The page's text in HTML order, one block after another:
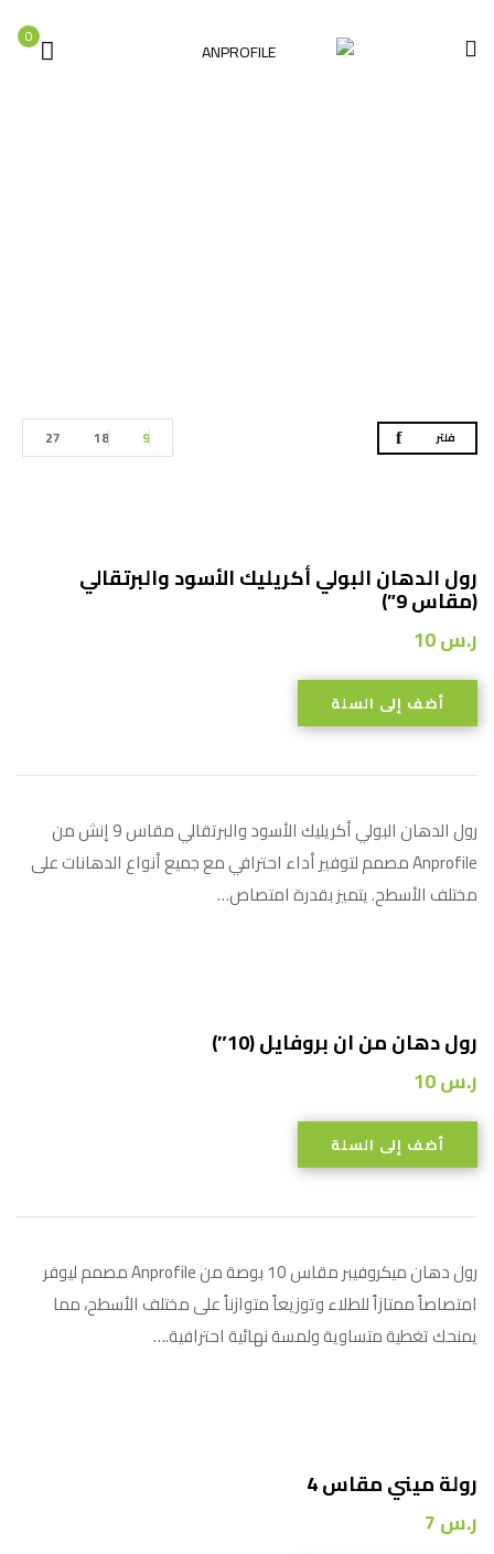
0
فلتر 9
18
27
رول الدهان البولي أكريليك الأسود والبرتقالي
(مقاس 9”)
ر.س10
أضف إلى السلة
رول الدهان البولي أكريليك الأسود والبرتقالي مقاس 9 إنش من
Anprofile مصمم لتوفير أداء احترافي مع جميع أنواع الدهانات على
مختلف الأسطح. يتميز بقدرة امتصاص…
رول دهان من ان بروفايل (10″)
ر.س10
أضف إلى السلة
رول دهان ميكروفيبر مقاس 10 بوصة من Anprofile مصمم ليوفر
امتصاصاً ممتازاً للطلاء وتوزيعاً متوازناً على مختلف الأسطح، مما
يمنحك تغطية متساوية ولمسة نهائية احترافية.…
رولة ميني مقاس 4
ر.س7